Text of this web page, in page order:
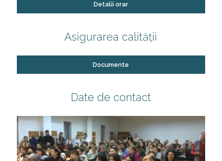
Detalii orar
Asigurarea calității
Documente
Date de contact